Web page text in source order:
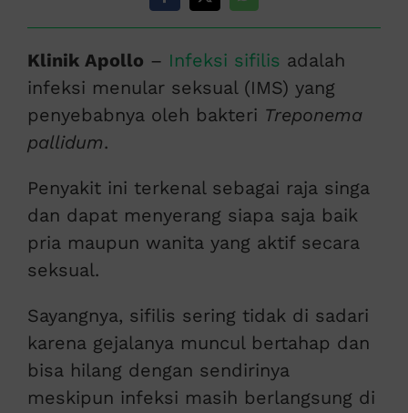
Klinik Apollo – Infeksi sifilis adalah
infeksi menular seksual (IMS) yang
penyebabnya oleh bakteri Treponema
pallidum.
Penyakit ini terkenal sebagai raja singa
dan dapat menyerang siapa saja baik
pria maupun wanita yang aktif secara
seksual.
Sayangnya, sifilis sering tidak di sadari
karena gejalanya muncul bertahap dan
bisa hilang dengan sendirinya
meskipun infeksi masih berlangsung di